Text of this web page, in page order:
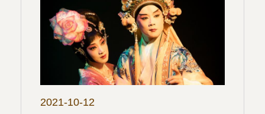
2021-10-12